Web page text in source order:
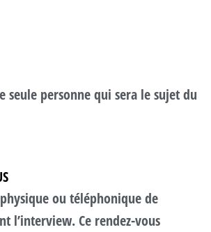
seule personne qui sera le sujet du
ou téléphonique de
l’interview. Ce rendez-vous